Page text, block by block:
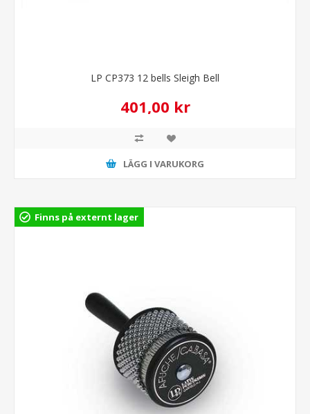
LP CP373 12 bells Sleigh Bell
401,00 kr
LÄGG I VARUKORG
Finns på externt lager